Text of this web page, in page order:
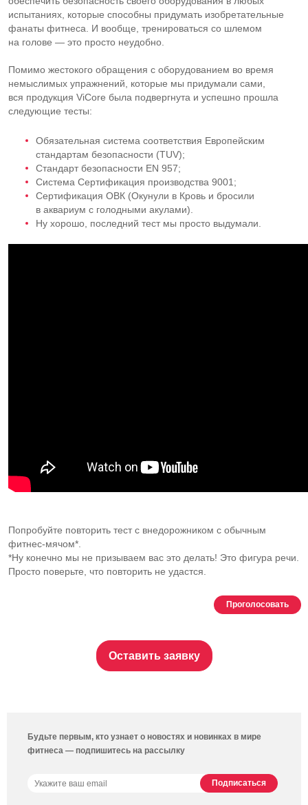
испытаниях, которые способны придумать изобретательные
фанаты фитнеса. И вообще, тренироваться со шлемом
на голове — это просто неудобно.
Помимо жестокого обращения с оборудованием во время
немыслимых упражнений, которые мы придумали сами,
вся продукция ViCore была подвергнута и успешно прошла
следующие тесты:
Обязательная система соответствия Европейским
стандартам безопасности (TUV);
Стандарт безопасности EN 957;
Система Сертификация производства 9001;
Сертификация ОВК (Окунули в Кровь и бросили
в аквариум с голодными акулами).
Ну хорошо, последний тест мы просто выдумали.
Попробуйте повторить тест с внедорожником с обычным
фитнес-мячом*.
*Ну конечно мы не призываем вас это делать! Это фигура речи.
Просто поверьте, что повторить не удастся.
Проголосовать
Оставить заявку
Будьте первым, кто узнает о новостях и новинках в мире
фитнеса — подпишитесь на рассылку